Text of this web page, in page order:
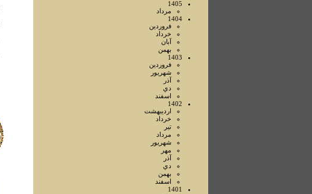
1405
مرداد
1404
فروردين
خرداد
آبان
بهمن
1403
فروردين
شهريور
آذر
دي
اسفند
1402
ارديبهشت
خرداد
تير
مرداد
شهريور
مهر
آذر
دي
بهمن
اسفند
1401